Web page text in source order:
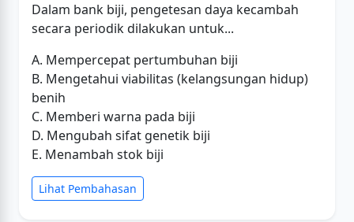
Dalam bank biji, pengetesan daya kecambah
secara periodik dilakukan untuk...
A. Mempercepat pertumbuhan biji
B. Mengetahui viabilitas (kelangsungan hidup)
benih
C. Memberi warna pada biji
D. Mengubah sifat genetik biji
E. Menambah stok biji
Lihat Pembahasan